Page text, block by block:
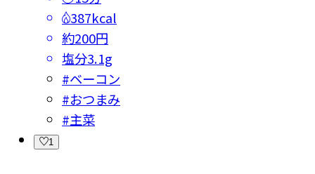
387kcal
約200円
塩分3.1g
#ベーコン
#おつまみ
#主菜
1